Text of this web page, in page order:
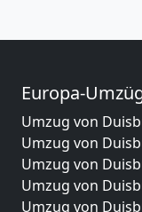
Europa-
Umzug von
Umzug von
Umzug von
Umzug von
Umzug von